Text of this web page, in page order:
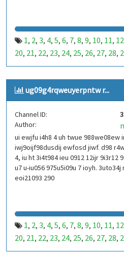
1, 2, 3, 4, 5, 6, 7, 8, 9, 10, 11, 12
20, 21, 22, 23, 24, 25, 26, 27, 28,
37,38,39,40,41,42,43,44,45,
99,100,101,102,103,104,105,
111,112,113,114,115,116,
123,124,125,126,127,128,129
135,136,137 141
147,148 153,
159,160,161,162,163,164,165 ,
171 ,172,173 ,174,175,176,177
183,184,185,186, 187,188,189
195,196 ,197
231,232,233,234,235,236,237
243, 244, 245, 246, 247,248,249
255 ,256,257, 258,259,260,261
ug09g4rqweuyerpntw r...
Channel ID:
Author:
ui ewjfu i4h8 4 uh twue 988we08ew
iwj9oijf98dusdij ewfosd jiwf. d98
4, iu ht 3i4t984 ieu 0912 12ijr 9i3r12
u7 u-iu056 975u5i09u 7 ioyh.
eoi21093 290
1, 2, 3, 4, 5, 6, 7, 8, 9, 10, 11, 12
20, 21, 22, 23, 24, 25, 26, 27, 28,
37,38,39,40,41,42,43,44,45,